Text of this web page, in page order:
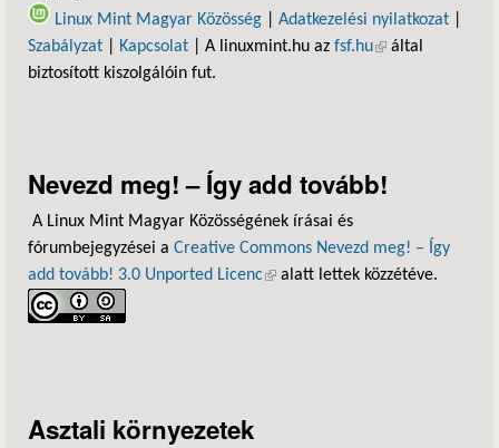
Linux Mint Magyar Közösség
Adatkezelési nyilatkozat
Szabályzat
Kapcsolat | A linuxmint.hu az fsf.hu(külső hivatkozás)
által
biztosított kiszolgálóin fut.
Nevezd meg! – Így add tovább!
A Linux Mint Magyar Közösségének írásai és
fórumbejegyzései a Creative Commons Nevezd meg! – Így
add tovább! 3.0 Unported Licenc(külső hivatkozás)
alatt lettek közzétéve.
Asztali környezetek